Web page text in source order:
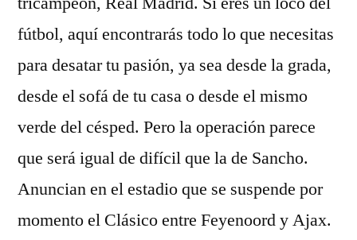
fútbol, aquí encontrarás todo lo que necesitas
para desatar tu pasión, ya sea desde la grada,
desde el sofá de tu casa o desde el mismo
verde del césped. Pero la operación parece
que será igual de difícil que la de Sancho.
Anuncian en el estadio que se suspende por
momento el Clásico entre Feyenoord y Ajax.